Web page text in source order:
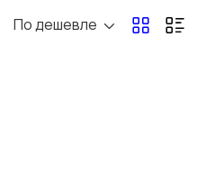
По дешевле